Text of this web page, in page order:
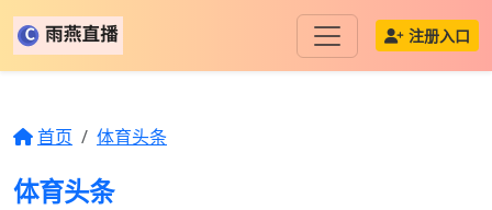
注册入口
首页 体育头条
体育头条